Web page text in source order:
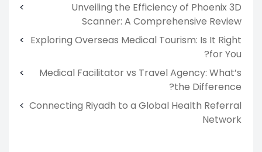
Unveiling the Efficiency of Phoenix 3D
Scanner: A Comprehensive Review
Exploring Overseas Medical Tourism: Is It Right
for You?
Medical Facilitator vs Travel Agency: What’s
the Difference?
Connecting Riyadh to a Global Health Referral
Network